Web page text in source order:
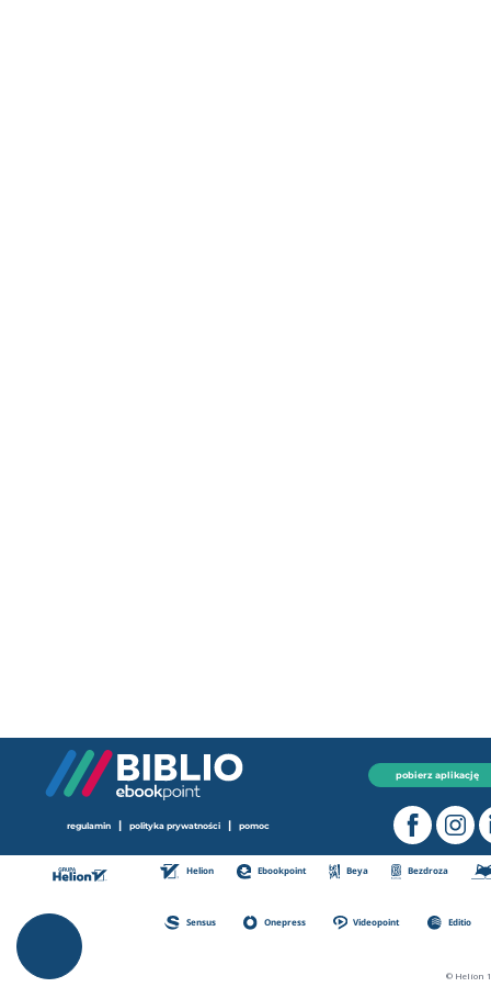
pobierz aplikację
regulamin | polityka prywatności | pomoc
Helion Ebookpoint Beya Bezdroza
Sensus Onepress Videopoint Editio
© Helion